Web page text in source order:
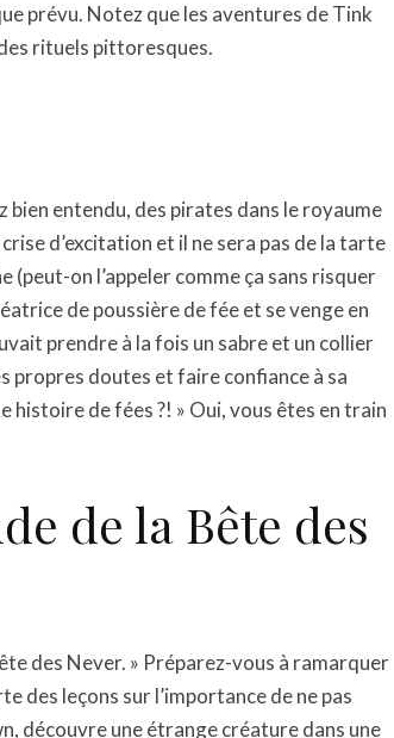
prévu. Notez que les aventures de Tink
rituels pittoresques.
bien entendu, des pirates dans le royaume
d’excitation et il ne sera pas de la tarte
on l’appeler comme ça sans risquer
de poussière de fée et se venge en
prendre à la fois un sabre et un collier
propres doutes et faire confiance à sa
histoire de fées ?! » Oui, vous êtes en train
de la Bête des
des Never. » Préparez-vous à ramarquer
des leçons sur l’importance de ne pas
découvre une étrange créature dans une